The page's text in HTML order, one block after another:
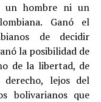
un hombre ni un
Ganó el
de decidir
la posibilidad de
de la libertad, de
lejos del
bolivarianos que